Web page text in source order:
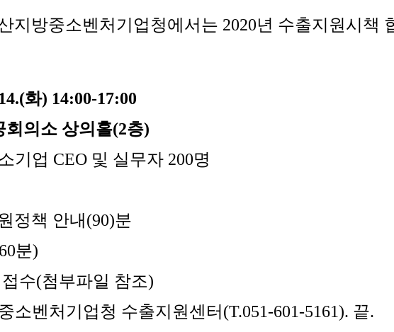
지방중소벤처기업청에서는 2020년 수출지원시책
화) 14:00-17:00
회의소 상의홀(2층)
기업 CEO 및 실무자 200명
정책 안내(90)분
분)
수(첨부파일 참조)
소벤처기업청 수출지원센터(T.051-601-5161). 끝.